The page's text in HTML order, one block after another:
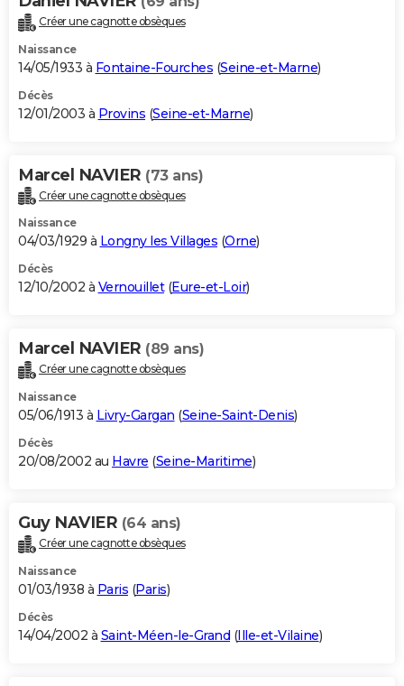
Créer une cagnotte obsèques
Naissance
14/05/1933 à Fontaine-Fourches (Seine-et-Marne)
Décès
12/01/2003 à Provins (Seine-et-Marne)
Marcel NAVIER (73 ans)
Créer une cagnotte obsèques
Naissance
04/03/1929 à Longny les Villages (Orne)
Décès
12/10/2002 à Vernouillet(Eure-et-Loir)
Marcel NAVIER (89 ans)
Créer une cagnotte obsèques
Naissance
05/06/1913 à Livry-Gargan (Seine-Saint-Denis)
Décès
20/08/2002 au Havre (Seine-Maritime)
Guy NAVIER (64 ans)
Créer une cagnotte obsèques
Naissance
01/03/1938 à Paris (Paris)
Décès
14/04/2002 à Saint-Méen-le-Grand (Ille-et-Vilaine)